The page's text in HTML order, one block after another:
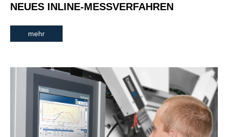
NEUES INLINE-MESSVERFAHREN
mehr